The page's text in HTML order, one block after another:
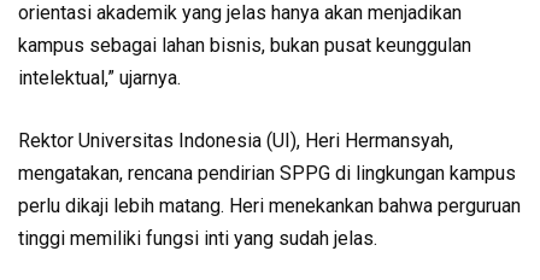
orientasi akademik yang jelas hanya akan menjadikan
kampus sebagai lahan bisnis, bukan pusat keunggulan
intelektual,” ujarnya.
Rektor Universitas Indonesia (UI), Heri Hermansyah,
mengatakan, rencana pendirian SPPG di lingkungan kampus
perlu dikaji lebih matang. Heri menekankan bahwa perguruan
tinggi memiliki fungsi inti yang sudah jelas.